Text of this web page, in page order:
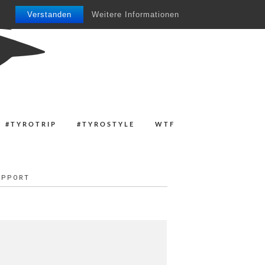
Verstanden Weitere Informationen
#TYROTRIP #TYROSTYLE WTF